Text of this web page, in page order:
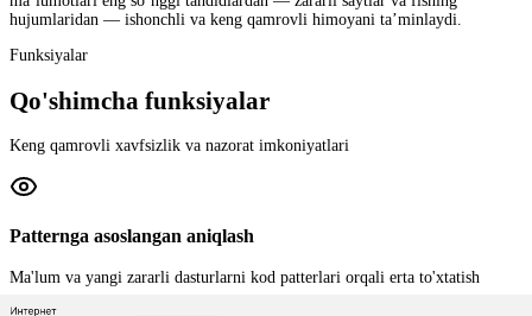
hujumlaridan — ishonchli va keng qamrovli himoyani ta’minlaydi.
Funksiyalar
Qo'shimcha funksiyalar
Keng qamrovli xavfsizlik va nazorat imkoniyatlari
Patternga asoslangan aniqlash
Ma'lum va yangi zararli dasturlarni kod patterlari orqali erta to'xtatish